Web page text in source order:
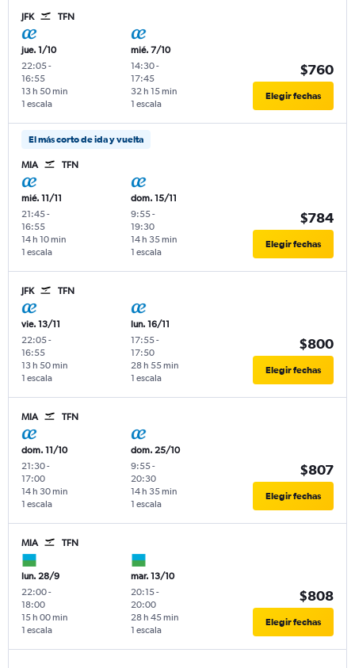
JFK TFN
jue. 1/10
22:05-
16:55
1 escala
13 h 50 min
mié. 7/10
14:30-
17:45
1 escala
32 h 15 min
$760
Elegir fechas
El más corto de ida y vuelta
MIA TFN
mié. 11/11
21:45-
16:55
1 escala
14 h 10 min
dom. 15/11
9:55-
19:30
1 escala
14 h 35 min
$784
Elegir fechas
JFK TFN
vie. 13/11
22:05-
16:55
1 escala
13 h 50 min
lun. 16/11
17:55-
17:50
1 escala
28 h 55 min
$800
Elegir fechas
MIA TFN
dom. 11/10
21:30-
17:00
1 escala
14 h 30 min
dom. 25/10
9:55-
20:30
1 escala
14 h 35 min
$807
Elegir fechas
MIA TFN
lun. 28/9
22:00-
18:00
1 escala
15 h 00 min
mar. 13/10
20:15-
20:00
1 escala
28 h 45 min
$808
Elegir fechas